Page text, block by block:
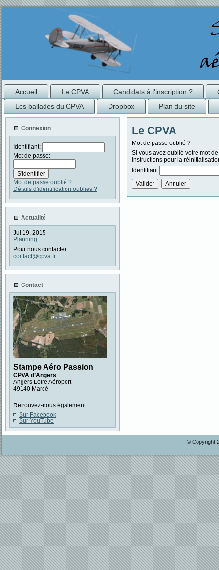
Accueil Le CPVA Candidats à l'inscription ?
Les ballades du CPVA
Dropbox Plan du site
Connexion
Identifiant:
Mot de passe:
Mot de passe oublié ?
Détails d'identification oubliés ?
Actualité
Jul 19, 2015
Planning
Pour nous contacter :
contact@cpva.fr
Contact
Stampe Aéro Passion
CPVA d’Angers
Angers Loire Aéroport
49140 Marcé
Retrouvez-nous également:
Sur Facebook
Sur YouTube
Le CPVA
Mot de passe oublié ?
Si vous avez oublié votre mot
instructions pour la
Identifiant
© Copyright